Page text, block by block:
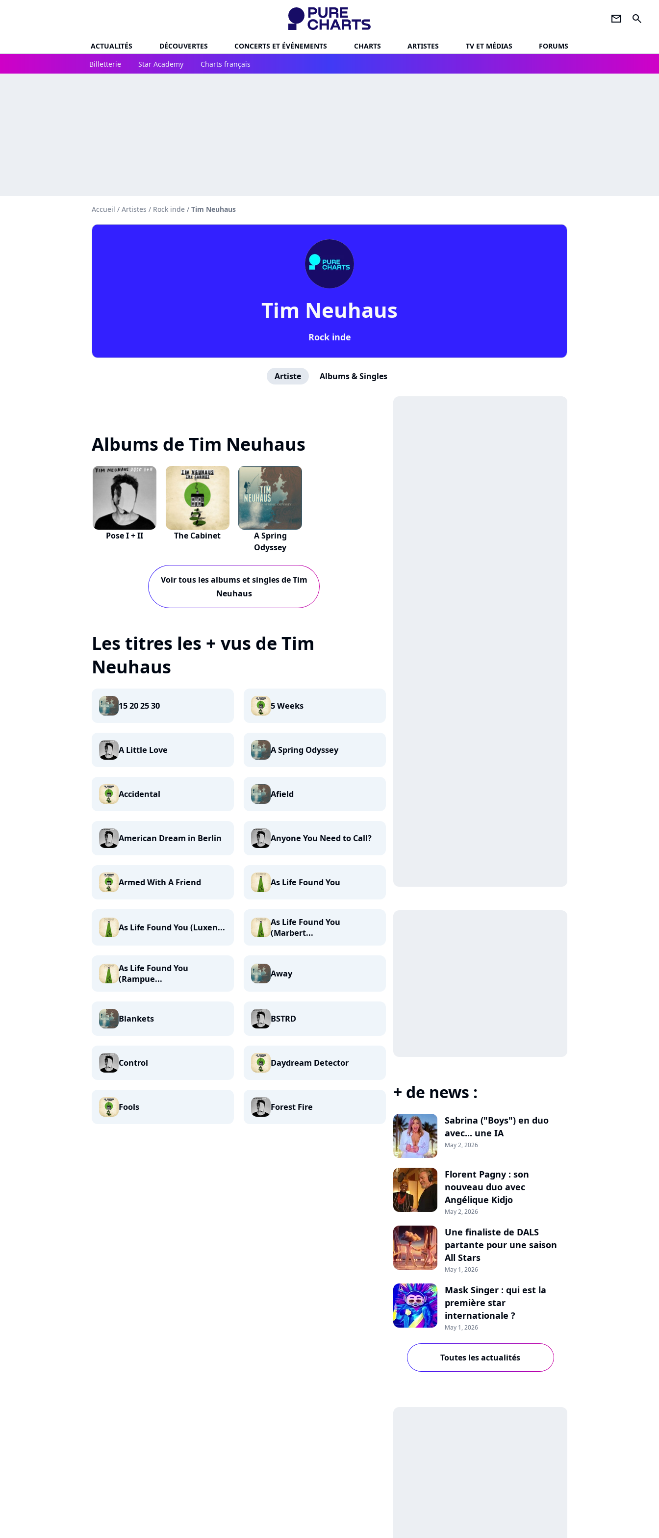
newsletter search
ACTUALITÉS DÉCOUVERTES CONCERTS ET ÉVÉNEMENTS CHARTS ARTISTES TV ET MÉDIAS
FORUMS
Billetterie
Star Academy Charts français
Accueil / Artistes / Rock inde / Tim Neuhaus
Tim Neuhaus
Rock inde
Artiste Albums & Singles
Albums de Tim Neuhaus
Pose I + II The Cabinet
A Spring
Odyssey
Voir tous les albums et singles de Tim
Neuhaus
Les titres les + vus de Tim
Neuhaus
15 20 25 30 5 Weeks
A Little Love A Spring Odyssey
Accidental Afield
American Dream in Berlin Anyone You Need to Call?
Armed With A Friend As Life Found You
As Life Found You (Luxen...
As Life Found You
(Marbert...
As Life Found You
(Rampue...
Away
Blankets BSTRD
Control Daydream Detector
Fools Forest Fire
+ de news :
Sabrina ("Boys") en duo
avec... une IA
May 2, 2026
Florent Pagny : son
nouveau duo avec
Angélique Kidjo
May 2, 2026
Une finaliste de DALS
partante pour une saison
All Stars
May 1, 2026
Mask Singer : qui est la
première star
internationale ?
May 1, 2026
Toutes les actualités